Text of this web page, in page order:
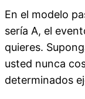
En el modelo
serí­a A, el
quieres.
usted nunca
determinados